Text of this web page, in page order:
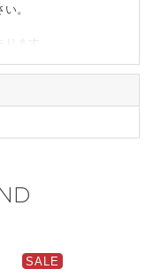
。
ます。
漬したり、濡れたま
どが発生する場合があ
SALE